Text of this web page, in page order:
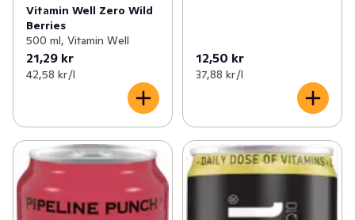
Vitamin Well Zero Wild
Berries
500 ml, Vitamin Well
21,29 kr
42,58 kr /l
12,50 kr
37,88 kr /l